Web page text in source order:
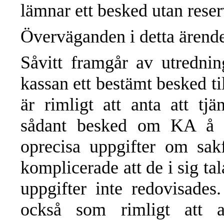
lämnar ett besked utan
Överväganden i detta
Såvitt framgår av
kassan ett bestämt besked
är rimligt att anta att
sådant besked om KA
oprecisa uppgifter om
komplicerade att de i sig
uppgifter inte
också som rimligt att